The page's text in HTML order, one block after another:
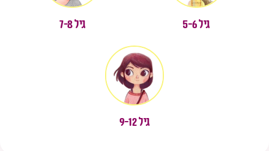
גיל 5-6 גיל 7-8
גיל 9-12